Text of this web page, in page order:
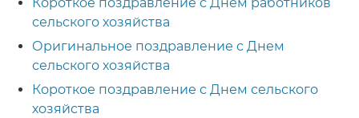
сельского хозяйства
Оригинальное поздравление с Днем
сельского хозяйства
Короткое поздравление с Днем сельского
хозяйства